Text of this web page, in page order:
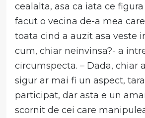
cealalta, asa ca iata ce
facut o vecina de-a mea
toata cind a auzit asa veste
cum, chiar neinvinsa?- a
circumspecta. – Dada, chiar
sigur ar mai fi un aspect,
participat, dar asta e un
scornit de cei care